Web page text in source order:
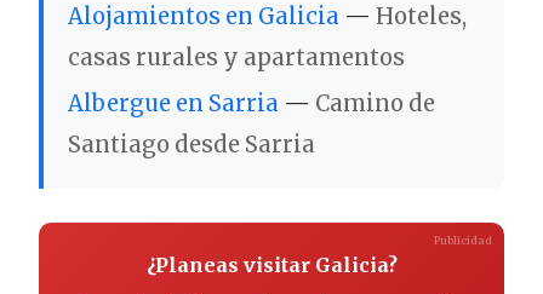
Alojamientos en Galicia — Hoteles,
casas rurales y apartamentos
Albergue en Sarria — Camino de
Santiago desde Sarria
¿Planeas visitar Galicia?
Publicidad